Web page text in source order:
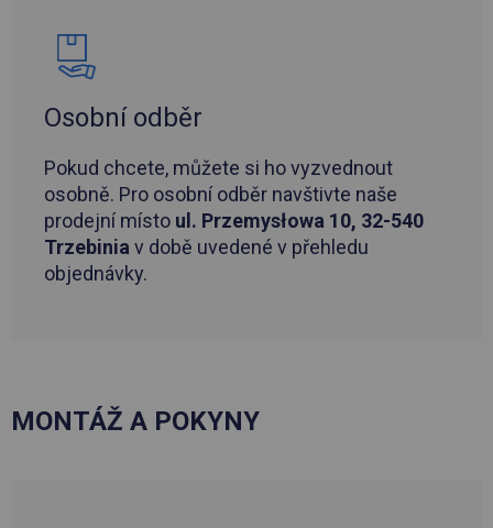
Osobní odběr
Pokud chcete, můžete si ho vyzvednout
osobně. Pro osobní odběr navštivte naše
prodejní místo ul. Przemysłowa 10, 32-540
Trzebiniav době uvedené v přehledu
objednávky.
MONTÁŽ A POKYNY